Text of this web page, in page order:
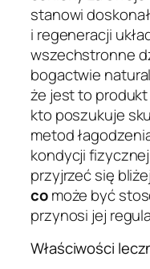
stanowi
i regeneracji
wszechstronne
bogactwie
że jest to
kto poszukuje
metod
kondycji
przyjrzeć się
comoże być
przynosi jej
Właściwości